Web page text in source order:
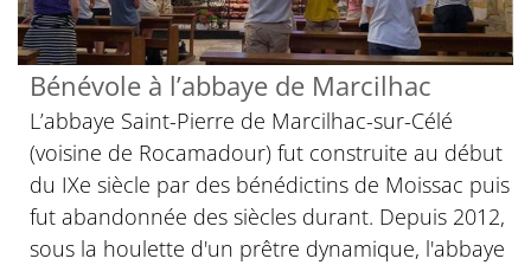
Bénévole à l’abbaye de Marcilhac
L’abbaye Saint-Pierre de Marcilhac-sur-Célé
(voisine de Rocamadour) fut construite au début
du IXe siècle par des bénédictins de Moissac puis
fut abandonnée des siècles durant. Depuis 2012,
sous la houlette d'un prêtre dynamique, l'abbaye